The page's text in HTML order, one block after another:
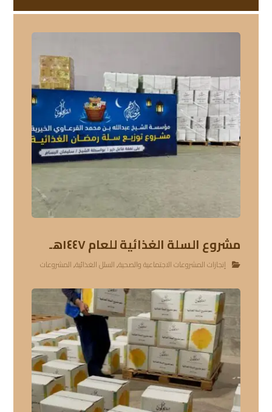
مشروع السلة الغذائية للعام ١٤٤٧هـ
إنجازات المشروعات الاجتماعية والصحية,السلل الغذائية,المشروعات